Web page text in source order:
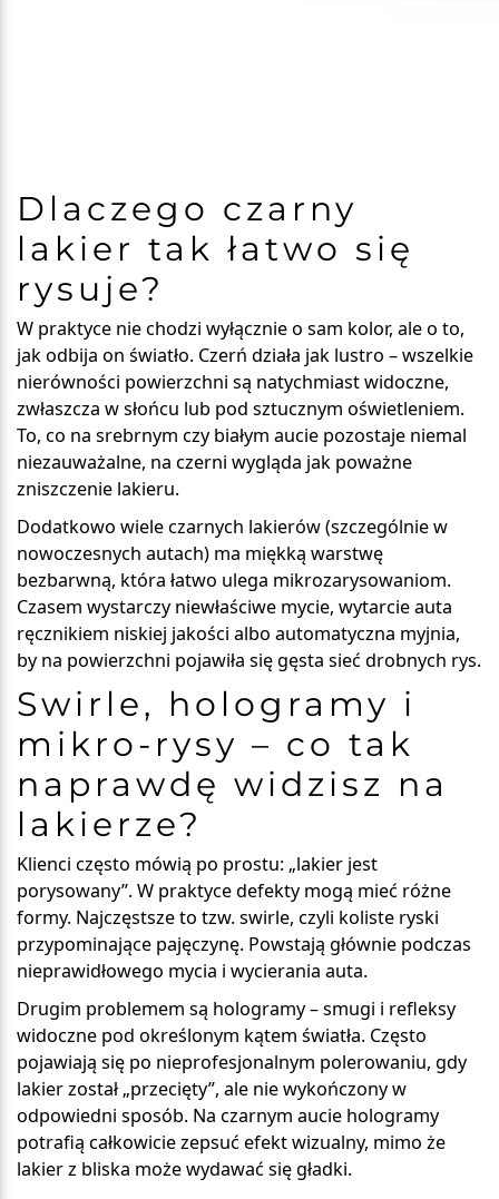
Dlaczego czarny
lakier tak łatwo się
rysuje?
W praktyce nie chodzi wyłącznie o sam kolor, ale o to,
jak odbija on światło. Czerń działa jak lustro – wszelkie
nierówności powierzchni są natychmiast widoczne,
zwłaszcza w słońcu lub pod sztucznym oświetleniem.
To, co na srebrnym czy białym aucie pozostaje niemal
niezauważalne, na czerni wygląda jak poważne
zniszczenie lakieru.
Dodatkowo wiele czarnych lakierów (szczególnie w
nowoczesnych autach) ma miękką warstwę
bezbarwną, która łatwo ulega mikrozarysowaniom.
Czasem wystarczy niewłaściwe mycie, wytarcie auta
ręcznikiem niskiej jakości albo automatyczna myjnia,
by na powierzchni pojawiła się gęsta sieć drobnych rys.
Swirle, hologramy i
mikro-rysy – co tak
naprawdę widzisz na
lakierze?
Klienci często mówią po prostu: „lakier jest
porysowany”. W praktyce defekty mogą mieć różne
formy. Najczęstsze to tzw. swirle, czyli koliste ryski
przypominające pajęczynę. Powstają głównie podczas
nieprawidłowego mycia i wycierania auta.
Drugim problemem są hologramy– smugi i refleksy
widoczne pod określonym kątem światła. Często
pojawiają się po nieprofesjonalnym polerowaniu, gdy
lakier został „przecięty”, ale nie wykończony w
odpowiedni sposób. Na czarnym aucie hologramy
potrafią całkowicie zepsuć efekt wizualny, mimo że
lakier z bliska może wydawać się gładki.